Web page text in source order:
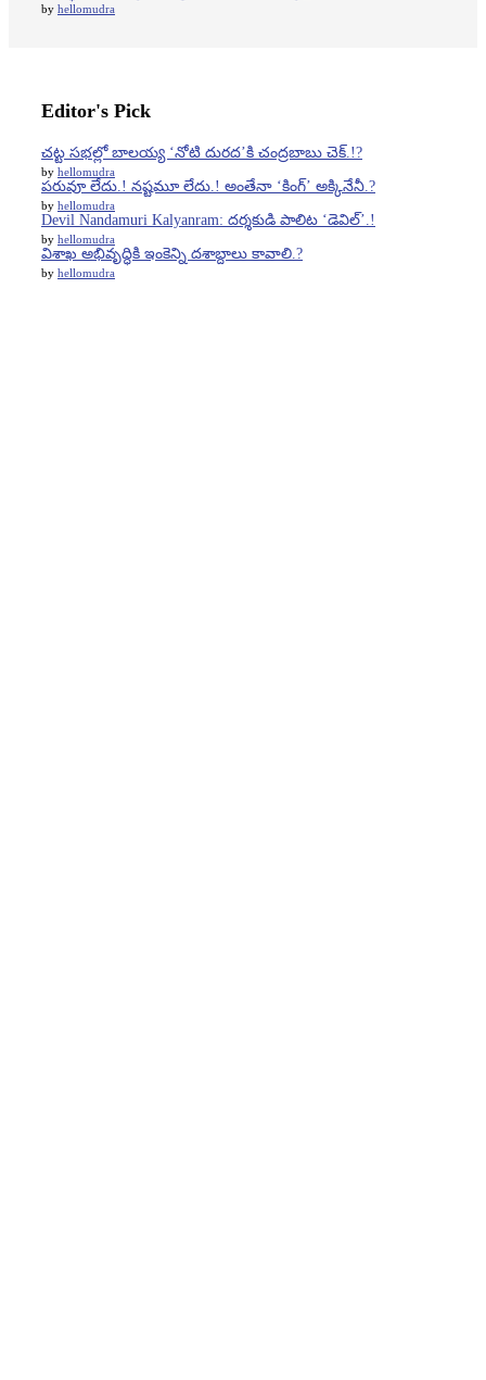
by hellomudra
Editor's Pick
చట్ట సభల్లో బాలయ్య ‘నోటి దురద’కి చంద్రబాబు చెక్.!?
by hellomudra
పరువూ లేదు.! నష్టమూ లేదు.! అంతేనా ‘కింగ్’ అక్కినేనీ.?
by hellomudra
Devil Nandamuri Kalyanram: దర్శకుడి పాలిట ‘డెవిల్’.!
by hellomudra
విశాఖ అభివృద్ధికి ఇంకెన్ని దశాబ్దాలు కావాలి.?
by hellomudra